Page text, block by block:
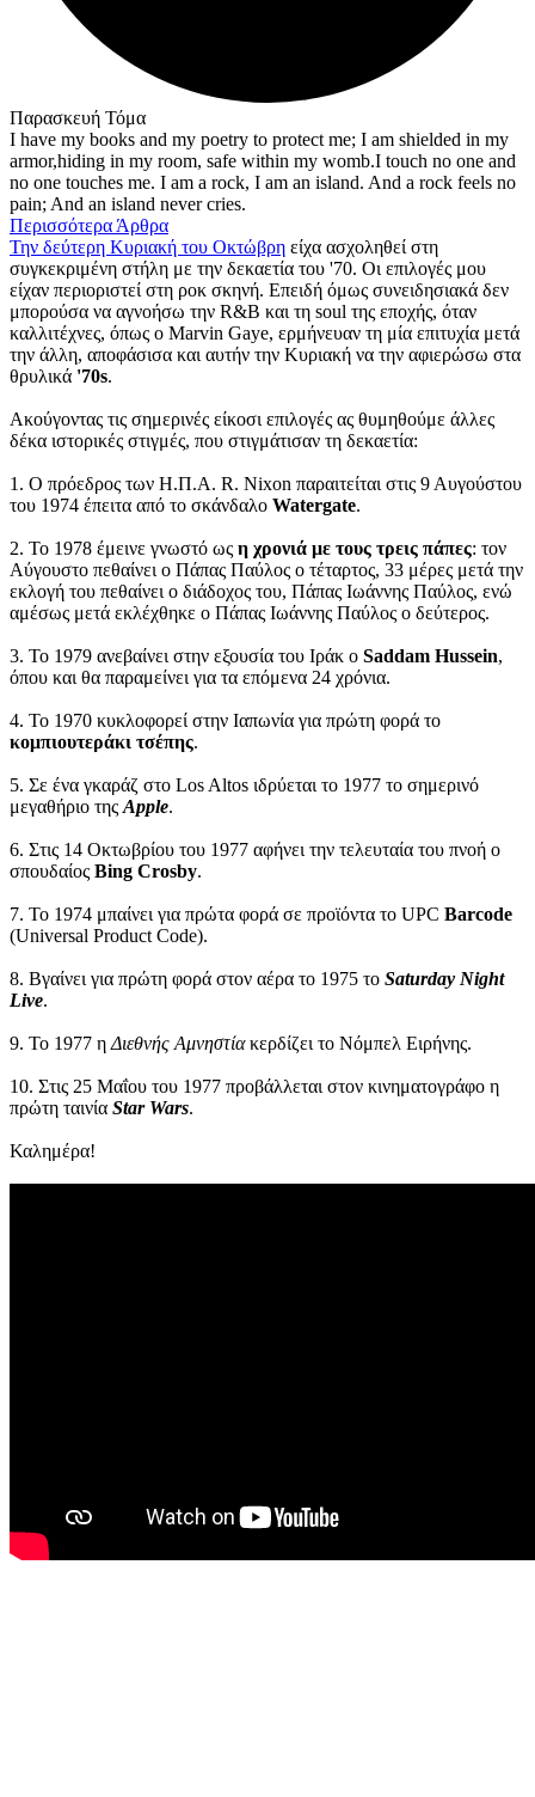
Παρασκευή Τόμα
I have my books and my poetry to protect me; I am shielded in my
armor,hiding in my room, safe within my womb.I touch no one and
no one touches me. I am a rock, I am an island. And a rock feels no
pain; And an island never cries.
Περισσότερα Άρθρα
Την δεύτερη Κυριακή του Οκτώβρη είχα ασχοληθεί στη
συγκεκριμένη στήλη με την δεκαετία του '70. Οι επιλογές μου
είχαν περιοριστεί στη ροκ σκηνή. Επειδή όμως συνειδησιακά δεν
μπορούσα να αγνοήσω την R&B και τη soul της εποχής, όταν
καλλιτέχνες, όπως ο Marvin Gaye, ερμήνευαν τη μία επιτυχία μετά
την άλλη, αποφάσισα και αυτήν την Κυριακή να την αφιερώσω στα
θρυλικά '70s.
Ακούγοντας τις σημερινές είκοσι επιλογές ας θυμηθούμε άλλες
δέκα ιστορικές στιγμές, που στιγμάτισαν τη δεκαετία:
1. Ο πρόεδρος των Η.Π.Α. R. Nixon παραιτείται στις 9 Αυγούστου
του 1974 έπειτα από το σκάνδαλο Watergate.
2. Το 1978 έμεινε γνωστό ως η χρονιά με τους τρεις πάπες: τον
Αύγουστο πεθαίνει ο Πάπας Παύλος ο τέταρτος, 33 μέρες μετά την
εκλογή του πεθαίνει ο διάδοχος του, Πάπας Ιωάννης Παύλος, ενώ
αμέσως μετά εκλέχθηκε ο Πάπας Ιωάννης Παύλος ο δεύτερος.
3. Το 1979 ανεβαίνει στην εξουσία του Ιράκ ο Saddam Hussein,
όπου και θα παραμείνει για τα επόμενα 24 χρόνια.
4. Το 1970 κυκλοφορεί στην Ιαπωνία για πρώτη φορά το
κομπιουτεράκι τσέπης.
5. Σε ένα γκαράζ στο Los Altos ιδρύεται το 1977 το σημερινό
μεγαθήριο της Apple.
6. Στις 14 Οκτωβρίου του 1977 αφήνει την τελευταία του πνοή ο
σπουδαίος Bing Crosby.
7. Το 1974 μπαίνει για πρώτα φορά σε προϊόντα το UPC Barcode
(Universal Product Code).
8. Βγαίνει για πρώτη φορά στον αέρα το 1975 το Saturday Night
Live.
9. Το 1977 η Διεθνής Αμνηστίακερδίζει το Νόμπελ Ειρήνης.
10. Στις 25 Μαΐου του 1977 προβάλλεται στον κινηματογράφο η
πρώτη ταινία Star Wars.
Καλημέρα!